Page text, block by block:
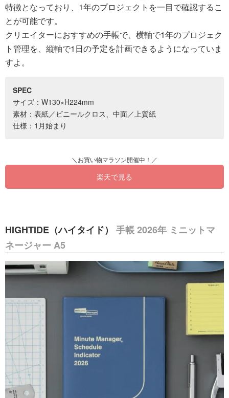
特徴となっており、1年のプロジェクトを一目で確認するこ
とが可能です。
クリエイターにおすすめの手帳で、横軸で1年のプロジェク
ト管理を、縦軸で1日の予定を計画できるようになっていま
すよ。
SPEC
サイズ：W130×H224mm
素材：表紙／ビニールクロス、中面／上質紙
仕様：1月始まり
楽天で見る
HIGHTIDE（ハイタイド） 手帳 2026年 ミニットマ
ネージャー A5